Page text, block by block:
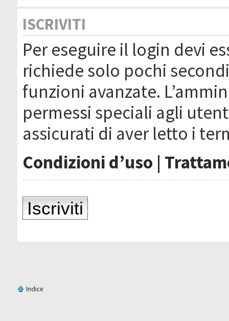
ISCRIVITI
Per eseguire il login devi
richiede solo pochi
funzioni avanzate.
permessi speciali agli
assicurati di aver letto i
Condizioni d’uso |
Iscriviti
Indice